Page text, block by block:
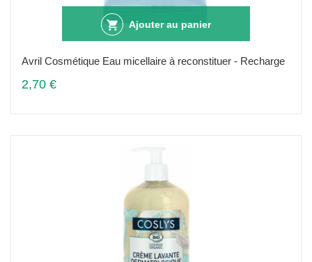
Ajouter au panier
Avril Cosmétique Eau micellaire à reconstituer - Recharge
2,70 €